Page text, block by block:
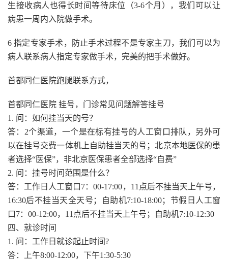
生接收病人也得长时间等待床位（3-6个月），我们可以让
病患一周内入院做手术。
6 指定专家手术，防止手术过程不是专家主刀，我们可以为
病人联系病人指定专家做手术，完美的把手术做好。
首都同仁医院跑腿联系方式，
首都同仁医院 挂号，门诊常见问题解答挂号
1. 问：如何挂当天的号？
答：2个渠道，一个是在标有挂号的人工窗口排队，另外可
以在挂号交费一体机上自助挂当天的号；北京本地医保的患
者选择“医保”，非北京医保患者全部选择“自费”
2. 问：挂号时间范围是什么？
答：工作日人工窗口7：00-17:00，11点后不挂当天上午号，
16:30后不挂当天全天号；自助机7:10-18:00；节假日人工窗
口7：00-12:00，11点后不挂当天上午号；自助机7:10-12:30
四、就诊时间
1. 问：工作日就诊起止时间?
答：上午8:00-12:00，下午1:30-5:30